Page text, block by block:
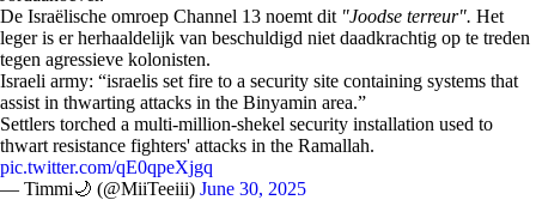
De Israëlische omroep Channel 13 noemt dit "Joodse terreur". Het
leger is er herhaaldelijk van beschuldigd niet daadkrachtig op te treden
tegen agressieve kolonisten.
Israeli army: “israelis set fire to a security site containing systems that
assist in thwarting attacks in the Binyamin area.”
Settlers torched a multi-million-shekel security installation used to
thwart resistance fighters' attacks in the Ramallah.
pic.twitter.com/qE0qpeXjgq
— Timmi🌙 (@MiiTeeiii) June 30, 2025